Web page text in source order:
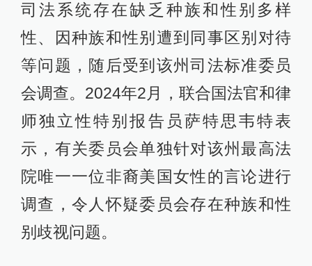
司法系统存在缺乏种族和性别多样
性、因种族和性别遭到同事区别对待
等问题，随后受到该州司法标准委员
会调查。2024年2月，联合国法官和律
师独立性特别报告员萨特思韦特表
示，有关委员会单独针对该州最高法
院唯一一位非裔美国女性的言论进行
调查，令人怀疑委员会存在种族和性
别歧视问题。